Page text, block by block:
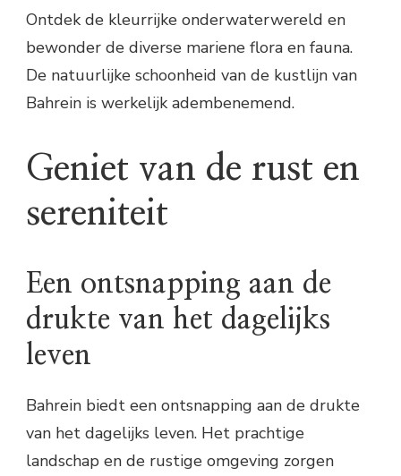
Ontdek de kleurrijke onderwaterwereld en
bewonder de diverse mariene flora en fauna.
De natuurlijke schoonheid van de kustlijn van
Bahrein is werkelijk adembenemend.
Geniet van de rust en
sereniteit
Een ontsnapping aan de
drukte van het dagelijks
leven
Bahrein biedt een ontsnapping aan de drukte
van het dagelijks leven. Het prachtige
landschap en de rustige omgeving zorgen